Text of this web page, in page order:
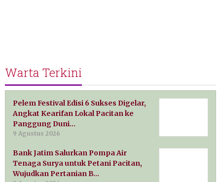
Warta Terkini
Pelem Festival Edisi 6 Sukses Digelar,
Angkat Kearifan Lokal Pacitan ke
Panggung Duni…
9 Agustus 2026
Bank Jatim Salurkan Pompa Air
Tenaga Surya untuk Petani Pacitan,
Wujudkan Pertanian B…